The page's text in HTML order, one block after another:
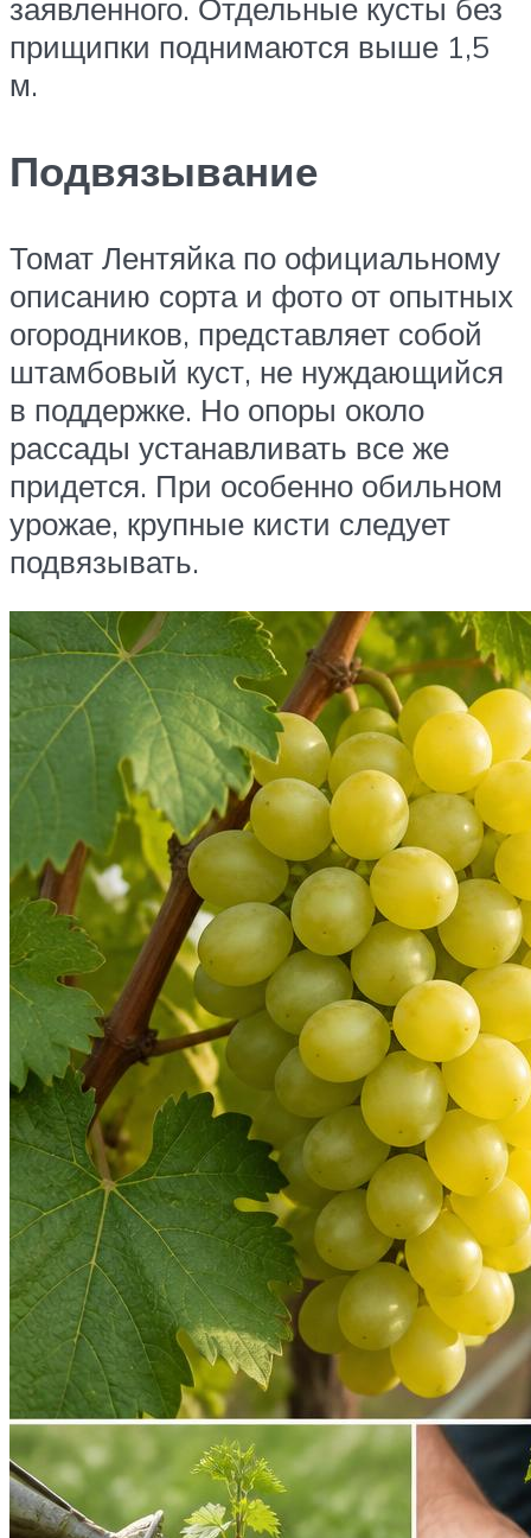
заявленного. Отдельные кусты без
прищипки поднимаются выше 1,5
м.
Подвязывание
Томат Лентяйка по официальному
описанию сорта и фото от опытных
огородников, представляет собой
штамбовый куст, не нуждающийся
в поддержке. Но опоры около
рассады устанавливать все же
придется. При особенно обильном
урожае, крупные кисти следует
подвязывать.